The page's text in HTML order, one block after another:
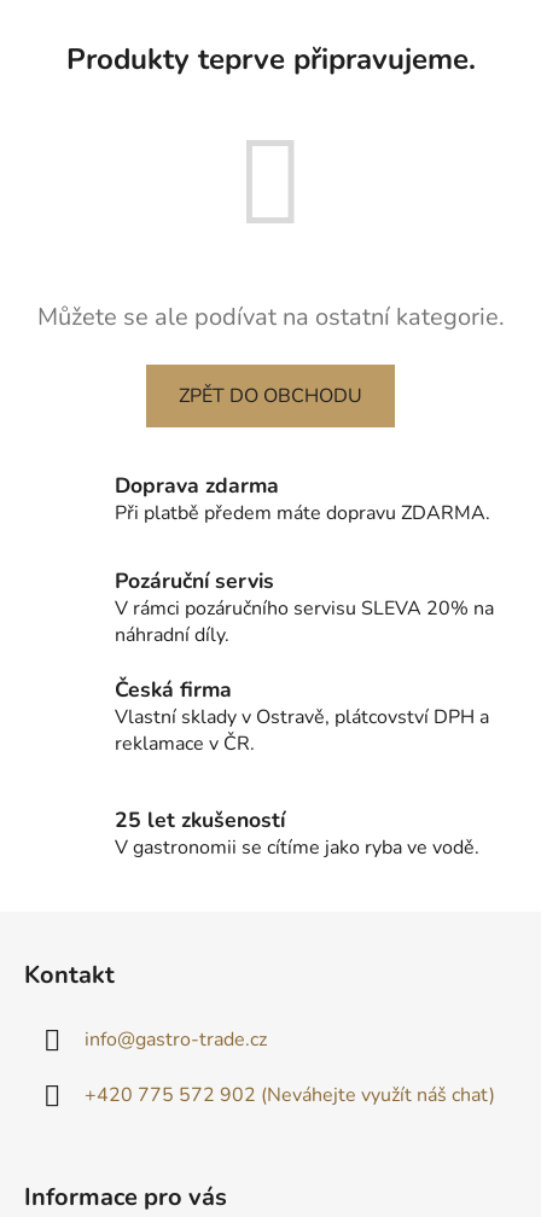
Produkty teprve připravujeme.
Můžete se ale podívat na ostatní kategorie.
ZPĚT DO OBCHODU
Doprava zdarma
Při platbě předem máte dopravu ZDARMA.
Pozáruční servis
V rámci pozáručního servisu SLEVA 20% na
náhradní díly.
Česká firma
Vlastní sklady v Ostravě, plátcovství DPH a
reklamace v ČR.
25 let zkušeností
V gastronomii se cítíme jako ryba ve vodě.
Kontakt
info@gastro-trade.cz
+420 775 572 902 (Neváhejte využít náš chat)
Informace pro vás